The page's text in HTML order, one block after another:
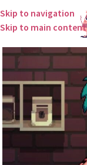
Skip to navigation
Skip to main content